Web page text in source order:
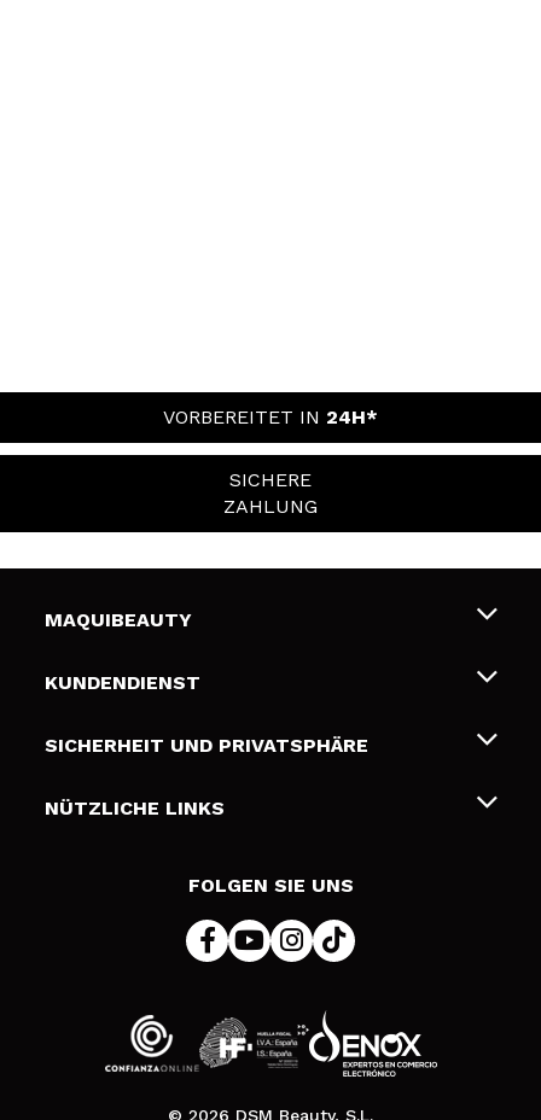
VORBEREITET IN 24H*
SICHERE
ZAHLUNG
MAQUIBEAUTY
Über uns
Geschenkkarten
KUNDENDIENST
Liefer- und Versandkosten
Zahlung
SICHERHEIT UND PRIVATSPHÄRE
Bedingungen und Datenschutz
NÜTZLICHE LINKS
FOLGEN SIE UNS
© 2026 DSM Beauty, S.L.